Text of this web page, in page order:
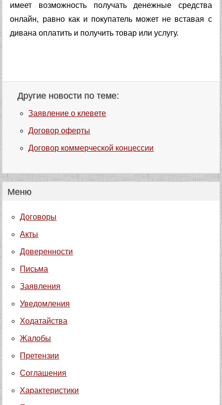
имеет возможность получать денежные средства
онлайн, равно как и покупатель может не вставая с
дивана оплатить и получить товар или услугу.
Другие новости по теме:
Заявление о клевете
Договор оферты
Договор коммерческой концессии
Меню
Договоры
Акты
Доверенности
Письма
Заявления
Уведомления
Ходатайства
Жалобы
Претензии
Соглашения
Характеристики